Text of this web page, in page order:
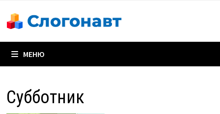
содержимому
МЕНЮ
Субботник